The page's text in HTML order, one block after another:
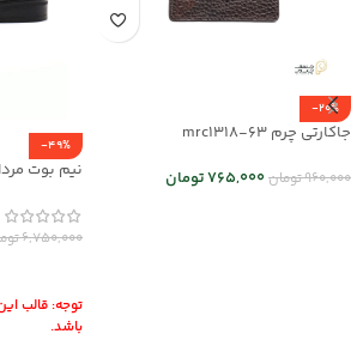
-20%
جاکارتی چرم mrc1318-63
960,000تومان765,000تومان
-49%
نیم بوت
6,750,000
توجه: قالب
باشد.